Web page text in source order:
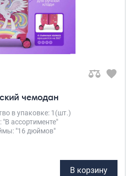
чемодан
в упаковке: 1(шт.)
"В ассортименте"
"16 дюймов"
В корзину